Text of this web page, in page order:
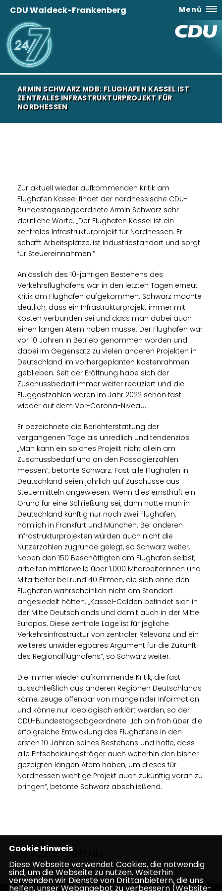
CDU Waldeck-Frankenberg Menü
ARMIN SCHWARZ MDB: FLUGHAFEN KASSEL IST
ZENTRALES INFRASTRUKTURPROJEKT FÜR
NORDHESSEN
Zur aktuell wieder aufkommenden Kritik am
Flughafen Kassel findet der nordhessische CDU-
Bundestagsabgeordnete Armin Schwarz sehr
deutliche Worte. „Der Flughafen Kassel ist ein
zentrales Infrastrukturprojekt für Nordhessen. Er
schafft Arbeitsplätze, ist Industriestandort und sorgt
für Steuereinnahmen.“
Anlässlich des 10-jährigen Bestehens des
Verkehrsflughafens war in den letzten Tagen erneut
Kritik am Flughafen aufgekommen. Schwarz machte
deutlich, dass ein Infrastrukturprojekt immer mit
Kosten verbunden sei und dass man dabei auch
einen langen Atem haben müsse. Der Flughafen war
vor 10 Jahren in Betrieb genommen worden und
dabei im Gegensatz zu vielen anderen Projekten in
Deutschland im vorhergeplanten Kostenrahmen
geblieben. Seit der Eröffnung habe sich der
Zuschussbedarf immer weiter reduziert und die
Fluggastzahlen waren im Jahr 2022 schon fast
wieder auf dem Vor-Corona-Niveau.
Er bezeichnete die Berichterstattung der
vergangenen Tage als unredlich und tendenziös.
Man kann ein solches Projekt nicht allein am
Zuschussbedarf und an den Passagierzahlen
messen“, betonte Schwarz. Fast alle Flughäfen in
Deutschland seien jährlich auf Zuschüsse aus
Steuermitteln angewiesen. Wenn dies ernsthaft ein
Grund für eine Schließung sei, dann hätte man in
Deutschland künftig nur noch zwei Flughäfen,
nämlich in Frankfurt und München. Bei anderen
Infrastrukturprojekten würden auch nicht die
Nutzerzahlen zugrunde gelegt, so Schwarz weiter.
Neben den 150 Beschäftigten am Flughafen selbst,
arbeiten mittlerweile über 1.000 Mitarbeiterinnen und
Mitarbeiter bei rund 40 Firmen, die sich ohne den
Flughafen wahrscheinlich nicht am Standort
angesiedelt hätten. „Kassel-Calden befindet sich in
der Mitte Deutschlands und damit auch in der Mitte
Europas. Diese zentrale Lage ist für jegliche
Verkehrsinfrastruktur von zentraler Relevanz und ein
weiteres unwiderlegbares Argument für die Zukunft
des Regionalflughafens“, so Schwarz weiter.
Die immer wieder aufkommende Kritik, die fast
ausschließlich aus anderen Regionen Deutschlands
käme, zeuge offenbar von mangelnder Information
und könne nur ideologisch erklärt werden, so der
CDU-Bundestagsabgeordnete. „Ich bin froh über die
erfolgreiche Entwicklung des Flughafens in den
ersten 10 Jahren seines Bestehens und hoffe, dass
alle Entscheidungsträger auch weiterhin den bisher
gezeigten langen Atem haben, um dieses für
Nordhessen wichtige Projekt auch zukünftig voran zu
bringen“, betonte Schwarz abschließend.
04.04.2023, 19:12 Uhr
Cookie Hinweis
Diese Webseite verwendet Cookies, die notwendig
sind, um die Webseite zu nutzen. Weiterhin
verwenden wir Dienste von Drittanbietern, die uns
helfen, unser Webangebot zu verbessern (Website-